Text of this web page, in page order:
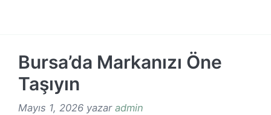
Bursa’da Markanızı Öne
Taşıyın
Mayıs 1, 2026 yazar admin